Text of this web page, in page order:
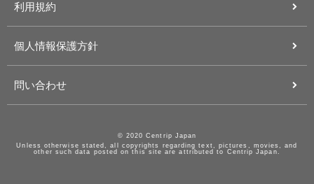
利用規約
個人情報保護方針
問い合わせ
© 2020 Centrip Japan
Unless otherwise stated, all copyrights regarding text, pictures, movies, and
other such data posted on this site are attributed to Centrip Japan.